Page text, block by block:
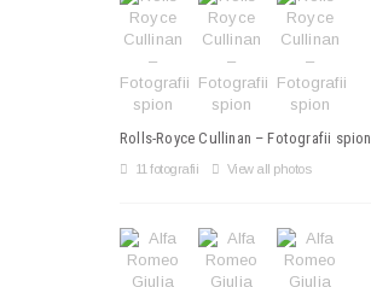
Rolls-Royce Cullinan – Fotografii spion
11 fotografii View all photos